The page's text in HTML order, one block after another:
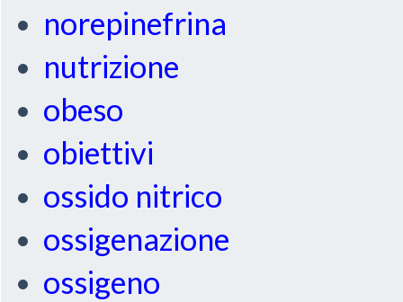
norepinefrina
nutrizione
obeso
obiettivi
ossido nitrico
ossigenazione
ossigeno